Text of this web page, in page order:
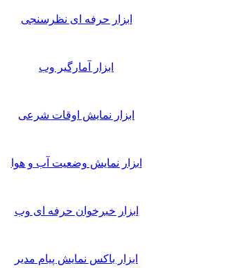
ابزار حرفه ای نظرسنجی
ابزار آمارگیر وب
ابزار نمایش اوقات شرعی
ابزار نمایش وضعیت آب و هوا
ابزار خبرخوان حرفه ای وب
ابزار باکس نمایش پیام مدیر